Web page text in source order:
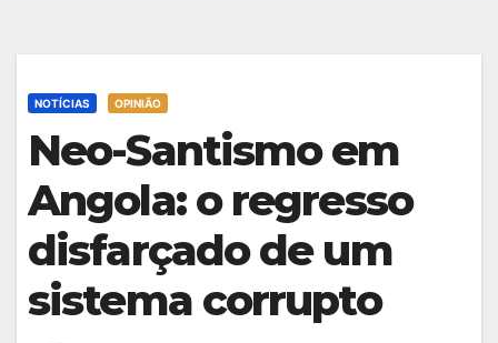
NOTÍCIAS OPINIÃO
Neo-Santismo em
Angola: o regresso
disfarçado de um
sistema corrupto